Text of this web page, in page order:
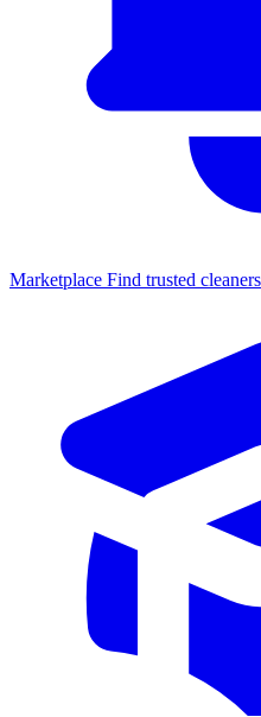
Marketplace Find trusted cleaners